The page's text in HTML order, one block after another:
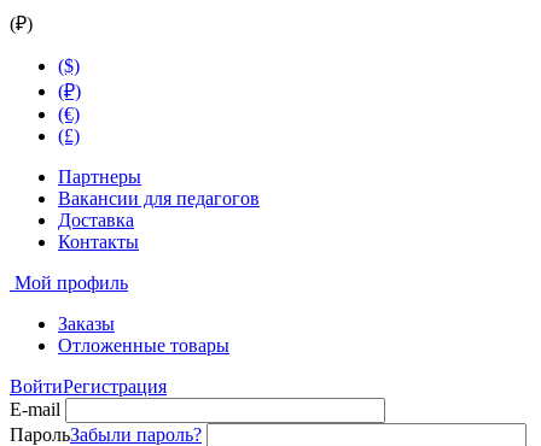
(₽)
($)
(₽)
(€)
(£)
Партнеры
Вакансии для педагогов
Доставка
Контакты
Мой профиль
Заказы
Отложенные товары
ВойтиРегистрация
E-mail
ПарольЗабыли пароль?